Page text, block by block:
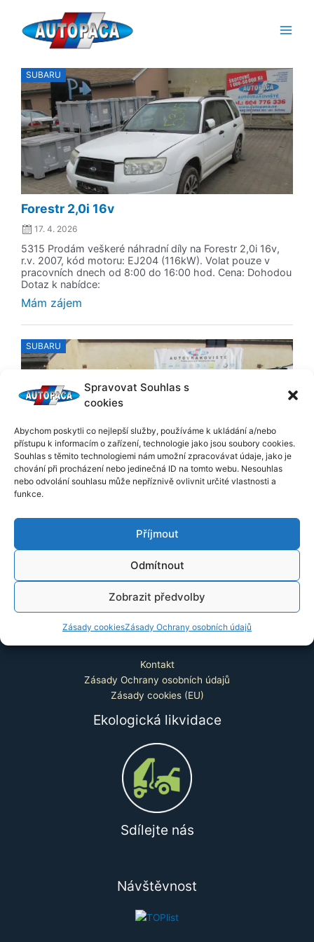
Spravovat Souhlas s
cookies
Abychom poskytli co nejlepší služby, používáme k ukládání a/nebo
přístupu k informacím o zařízení, technologie jako jsou soubory cookies.
Souhlas s těmito technologiemi nám umožní zpracovávat údaje, jako je
chování při procházení nebo jedinečná ID na tomto webu. Nesouhlas
nebo odvolání souhlasu může nepříznivě ovlivnit určité vlastnosti a
funkce.
Příjmout
Odmítnout
Zobrazit předvolby
Zásady cookiesZásady Ochrany osobních údajů
obsah
SUBARU
Forestr 2,0i 16v
Posted
on
17. 4. 2026
5315 Prodám veškeré náhradní díly na Forestr 2,0i 16v,
r.v. 2007, kód motoru: EJ204 (116kW). Volat pouze v
pracovních dnech od 8:00 do 16:00 hod. Cena: Dohodou
Dotaz k nabídce:
Mám zájem
SUBARU
Subaru Legacy 2,5i 4×4
Posted
on
20. 5. 2021
ID 3346 Prodám veškeré náhradní díly na Subaru Legacy
2,5i, r.v. 2000, kód motoru: EJ25 (115kw)
Cena: Dohodou Dotaz k nabídce:
Info Menu
Kontakt
Zásady Ochrany osobních údajů
Zásady cookies (EU)
Ekologická likvidace
Sdílejte nás
Návštěvnost